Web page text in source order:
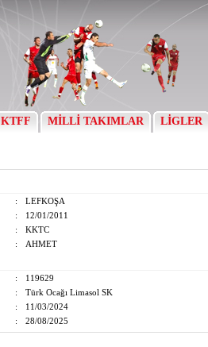
KTFF MİLLİ TAKIMLAR LİGLER
:
LEFKOŞA
:
12/01/2011
:
KKTC
: AHMET
:
119629
:
Türk Ocağı Limasol SK
:
11/03/2024
: 28/08/2025